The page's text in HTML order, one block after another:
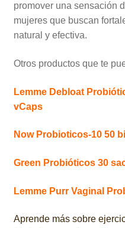
promover una sensación
mujeres que buscan
natural y efectiva.
Otros productos que te
Lemme Debloat
vCaps
Now Probioticos-10 50
Green Probióticos 30
Lemme Purr Vaginal
Aprende más sobre